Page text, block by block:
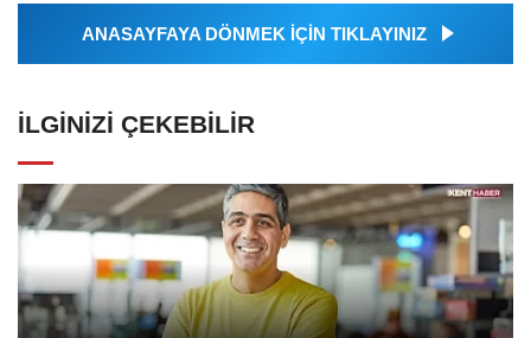
ANASAYFAYA DÖNMEK İÇİN TIKLAYINIZ
İLGINIZI ÇEKEBILIR